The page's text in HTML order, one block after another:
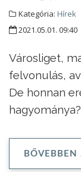
Kategória: Hírek
2021.05.01. 09:40
Városliget,
felvonulás,
De honnan
hagyománya?
BŐVEBBEN